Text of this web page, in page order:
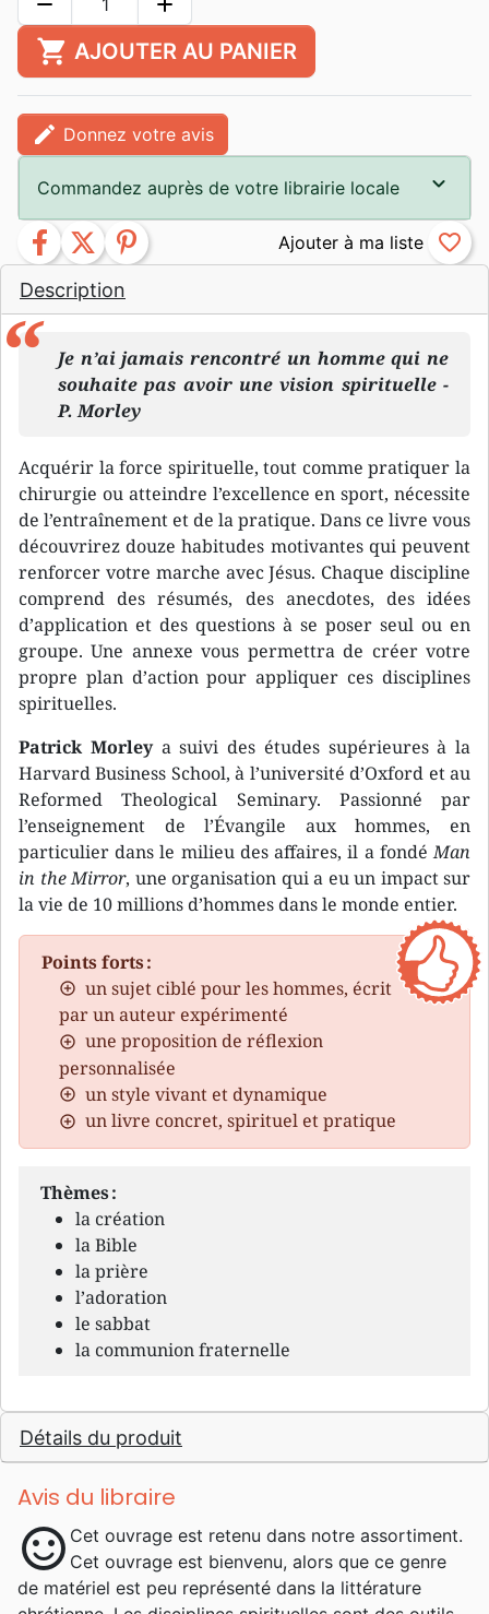
Description
Je n’ai jamais rencontré un homme qui ne
souhaite pas avoir une vision spirituelle -
P. Morley
Acquérir la force spirituelle, tout comme pratiquer la
chirurgie ou atteindre l’excellence en sport, nécessite
de l’entraînement et de la pratique. Dans ce livre vous
découvrirez douze habitudes motivantes qui peuvent
renforcer votre marche avec Jésus. Chaque discipline
comprend des résumés, des anecdotes, des idées
d’application et des questions à se poser seul ou en
groupe. Une annexe vous permettra de créer votre
propre plan d’action pour appliquer ces disciplines
spirituelles.
Patrick Morleya suivi des études supérieures à la
Harvard Business School, à l’université d’Oxford et au
Reformed Theological Seminary. Passionné par
l’enseignement de l’Évangile aux hommes, en
particulier dans le milieu des affaires, il a fondéMan
in the Mirror, une organisation qui a eu un impact sur
la vie de 10 millions d’hommes dans le monde entier.
Points forts :
un sujet ciblé pour les hommes, écrit
par un auteur expérimenté
une proposition de réflexion
personnalisée
un style vivant et dynamique
un livre concret, spirituel et pratique
Thèmes :
la création
la Bible
la prière
l’adoration
le sabbat
la communion fraternelle
Détails du produit
Avis du libraire
sentiment_satisfied Cet ouvrage est retenu dans notre assortiment.
Cet ouvrage est bienvenu, alors que ce genre
de matériel est peu représenté dans la littérature
shopping_cart AJOUTER AU PANIER
edit Donnez votre avis
Commandez auprès de votre librairie locale
facebook twitter pinterest favorite_border